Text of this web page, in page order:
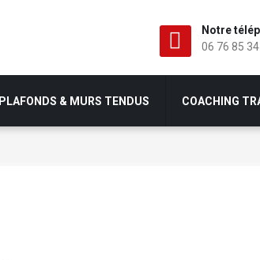
Notre
06 76 85
PLAFONDS & MURS TENDUS COACHING